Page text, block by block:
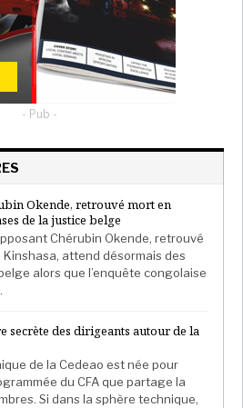
assisté à la réunion de lundi ont
des soldats en bérets
moqueuse jusqu’au
ont déclaré que le
Mohamed Diané
nationale Amadou
été arrêtés.
dans un communiqué publié
et à libérer ceux que Condé
au cours des mois
de l’année dernière.
- Pub -
Okende, retrouvé mort en
de la justice belge
Chérubin Okende, retrouvé
attend désormais des
alors que l’enquête congolaise
secrète des dirigeants autour de la
de la Cedeao est née pour
du CFA que partage la
Si dans la sphère technique,